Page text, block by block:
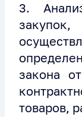
3.
закона
товаров,